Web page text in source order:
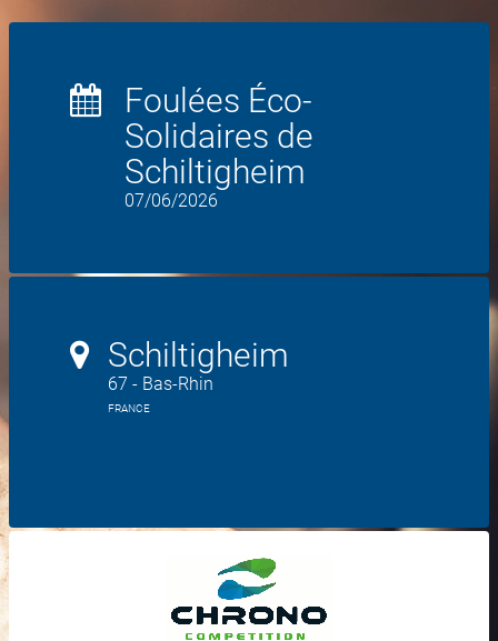
Foulées Éco-
Solidaires de
Schiltigheim
07/06/2026
Schiltigheim
67 - Bas-Rhin
FRANCE